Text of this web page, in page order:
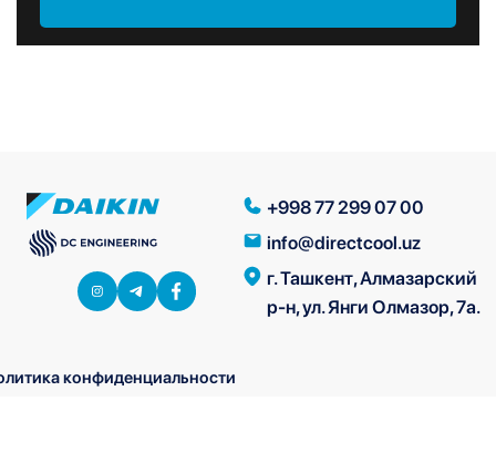
+998 77 299 07 00
info@directcool.uz
г. Ташкент, Алмазарский
р-н, ул. Янги Олмазор, 7а.
конфиденциальности